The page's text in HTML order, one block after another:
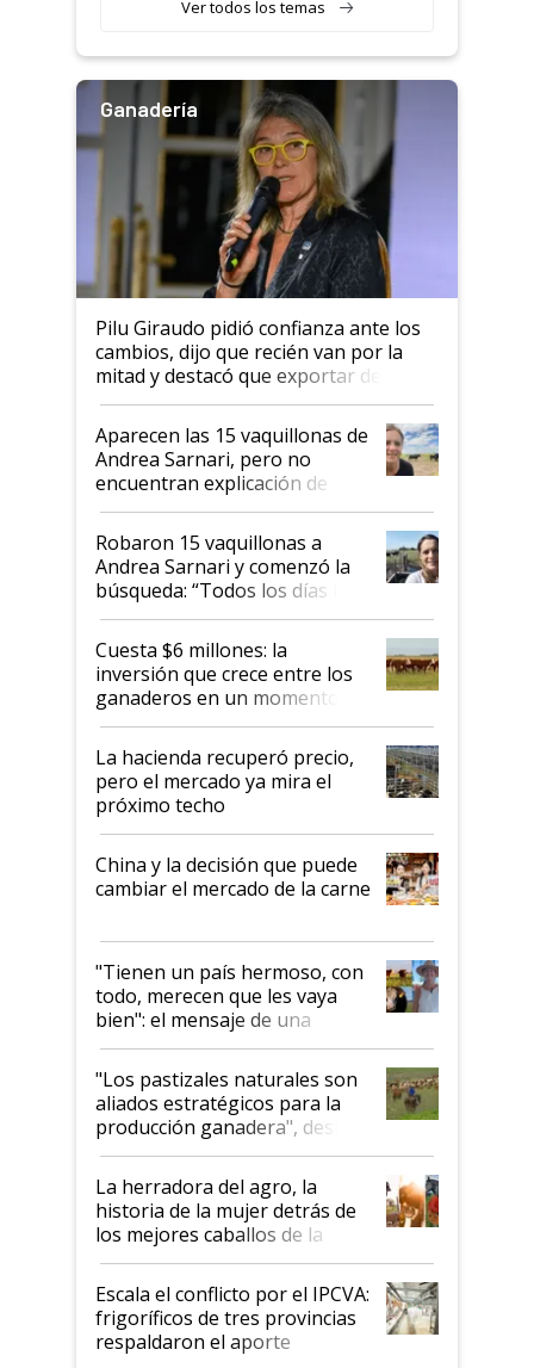
salto tecnológico en genética y
Ver todos los temas
Ganadería
Pilu Giraudo pidió confianza ante los
cambios, dijo que recién van por la
mitad y destacó que exportar dejó de
ser "para unos pocos": "Tenemos un
mandato muy claro del gobierno
nacional"
Aparecen las 15 vaquillonas de
Andrea Sarnari, pero no
encuentran explicación de
cómo llegaron allí
Robaron 15 vaquillonas a
Andrea Sarnari y comenzó la
búsqueda: “Todos los días le
toca a algún productor”
Cuesta $6 millones: la
inversión que crece entre los
ganaderos en un momento
histórico para la actividad
La hacienda recuperó precio,
pero el mercado ya mira el
próximo techo
China y la decisión que puede
cambiar el mercado de la carne
"Tienen un país hermoso, con
todo, merecen que les vaya
bien": el mensaje de una
ganadera uruguaya sobre las
oportunidades que se abren
para el agro en Argentina, con
foco en la carne
"Los pastizales naturales son
aliados estratégicos para la
producción ganadera", destaca
la iniciativa que ya reúne a 46
establecimientos en Argentina
La herradora del agro, la
historia de la mujer detrás de
los mejores caballos de la
Argentina y los mitos que
todavía hacen sufrir a estos
animales: "Mientras me
descalificaban, yo seguí
haciendo currículum"
Escala el conflicto por el IPCVA:
frigoríficos de tres provincias
respaldaron el aporte